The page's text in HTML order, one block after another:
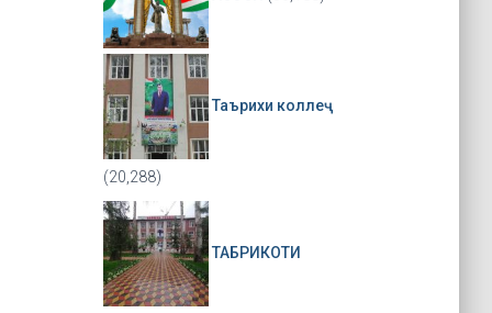
Таърихи коллеҷ
(20,288)
ТАБРИКОТИ